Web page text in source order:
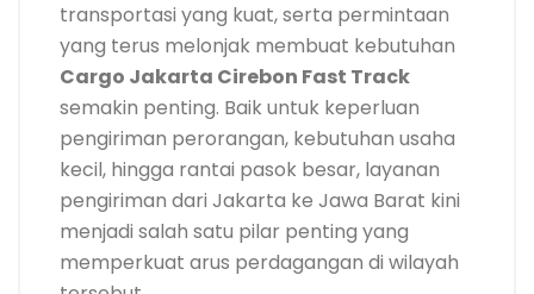
transportasi yang kuat, serta permintaan
yang terus melonjak membuat kebutuhan
Cargo Jakarta Cirebon Fast Track
semakin penting. Baik untuk keperluan
pengiriman perorangan, kebutuhan usaha
kecil, hingga rantai pasok besar, layanan
pengiriman dari Jakarta ke Jawa Barat kini
menjadi salah satu pilar penting yang
memperkuat arus perdagangan di wilayah